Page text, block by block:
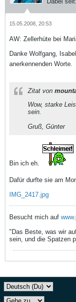
15.05.2008, 20:53
AW: Zellerhüte bei
Danke Wolfgang,
anerkennenden Worte.
Zitat von
Wow, starke
sein.
Gruß, Günter
Bin ich eh.
Dafür durfte sie am
IMG_2417.jpg
Besucht mich auf
"Das Beste, was wir
sein, und die Spatzen